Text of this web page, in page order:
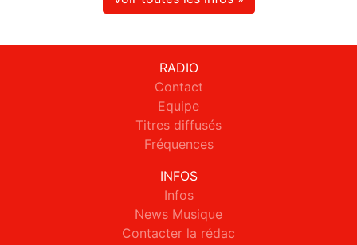
RADIO
Contact
Equipe
Titres diffusés
Fréquences
INFOS
Infos
News Musique
Contacter la rédac